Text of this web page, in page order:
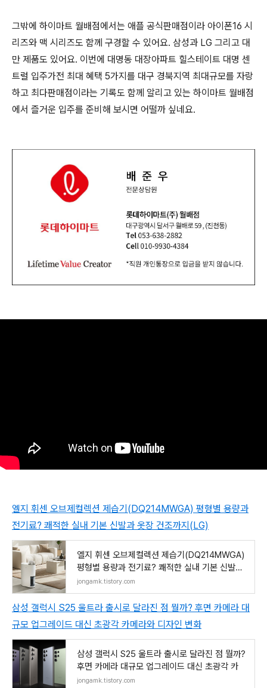
그밖에 하이마트 월배점에서는 애플 공식판매점이라 아이폰16 시
리즈와 맥 시리즈도 함께 구경할 수 있어요. 삼성과 LG 그리고 대
만 제품도 있어요. 이번에 대명동 대장아파트 힐스테이트 대명 센
트럴 입주가전 최대 혜택 5가지를 대구 경북지역 최대규모를 자랑
하고 최다판매점이라는 기록도 함께 알리고 있는 하이마트 월배점
에서 즐거운 입주를 준비해 보시면 어떨까 싶네요.
엘지 휘센 오브제컬렉션 제습기(DQ214MWGA) 평형별 용량과
전기료? 쾌적한 실내 기본 신발과 옷장 건조까지(LG)
엘지 휘센 오브제컬렉션 제습기(DQ214MWGA)
평형별 용량과 전기료? 쾌적한 실내 기본 신발과
옷장
jongamk.tistory.com
삼성 갤럭시 S25 울트라 출시로 달라진 점 뭘까? 후면 카메라 대
규모 업그레이드 대신 초광각 카메라와 디자인 변화
삼성 갤럭시 S25 울트라 출시로 달라진 점 뭘까?
후면 카메라 대규모 업그레이드 대신 초광각 카
jongamk.tistory.com